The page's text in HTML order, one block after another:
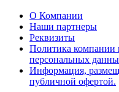
О Компании
Наши партнеры
Реквизиты
Политика компании
персональных
Информация,
публичной офертой.